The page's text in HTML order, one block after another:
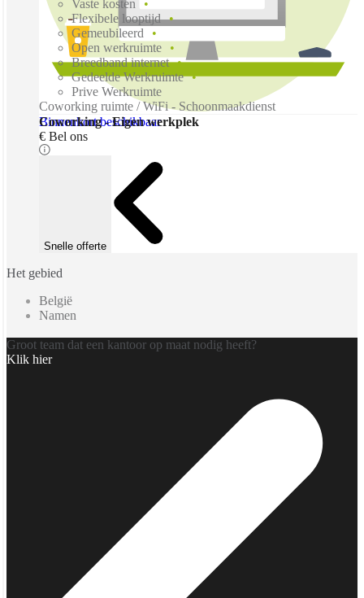
Binnenkort beschikbaar
Vaste kosten
Flexibele looptijd
Gemeubileerd
Open werkruimte
Breedband internet
Gedeelde Werkruimte
Prive Werkruimte
Coworking ruimte / WiFi - Schoonmaakdienst
Coworking - Eigen werkplek
€ Bel ons
Snelle offerte
Het gebied
België
Namen
Groot team dat een kantoor op maat nodig heeft?
Klik hier